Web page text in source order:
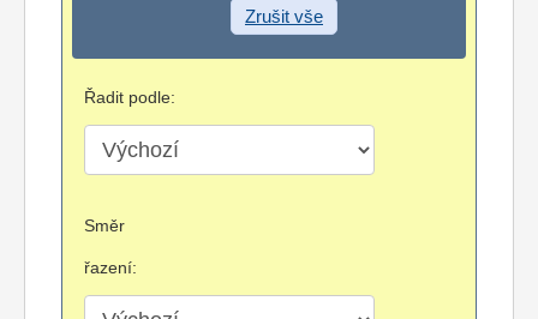
Zrušit vše
Řadit podle:
Směr
řazení: